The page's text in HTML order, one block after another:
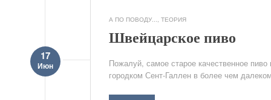
А ПО ПОВОДУ..., ТЕОРИЯ
Швейцарское пиво
17
Июн
Пожалуй, самое старое качественное
городком Сент-Галлен в более чем